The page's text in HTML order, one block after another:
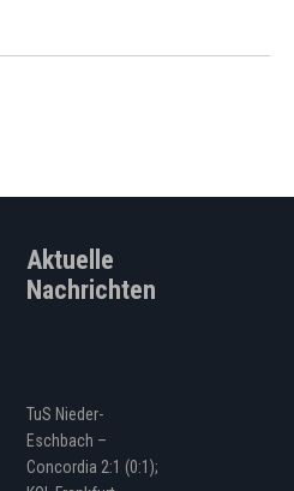
Aktuelle
Nachrichten
TuS Nieder-
Eschbach –
Concordia 2:1 (0:1);